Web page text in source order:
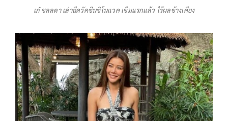
เก๋ ชลลดา เล่าฉีดวัคซีนซิโนแวค เข็มแรกแล้ว ไร้ผลข้างเคียง